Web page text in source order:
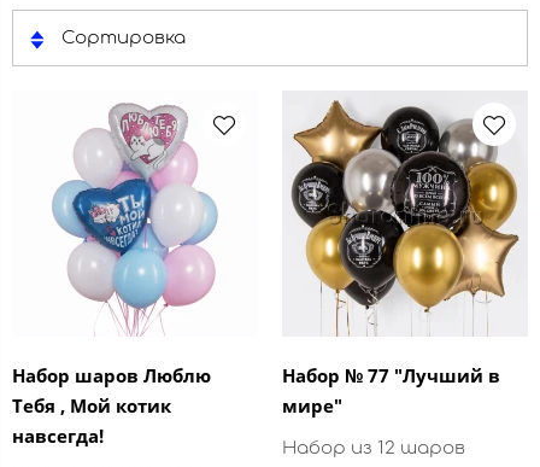
Сортировка
Набор шаров Люблю
Тебя , Мой котик
навсегда!
Набор № 77 "Лучший в
мире"
Набор из 12 шаров